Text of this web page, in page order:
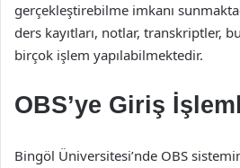
gerçekleştirebilme imkanı
ders kayıtları, notlar, transkriptler,
birçok işlem yapılabilmektedir.
OBS’ye Giriş
Bingöl Üniversitesi’nde OBS